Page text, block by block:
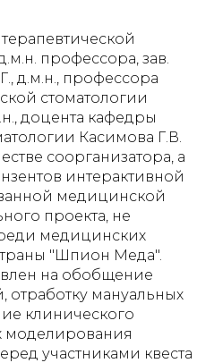
профессора, зав.
д.м.н., профессора
стоматологии
доцента кафедры
Касимова Г.В.
соорганизатора, а
интерактивной
медицинской
проекта, не
медицинских
"Шпион Меда".
на обобщение
отработку мануальных
клинического
моделирования
участниками квеста